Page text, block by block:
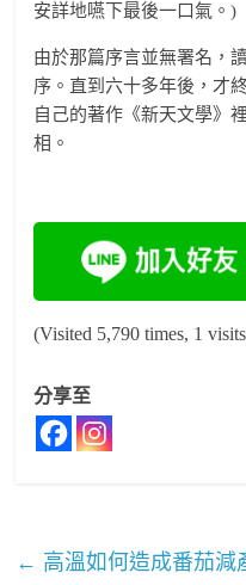
安詳地嚥下最後一口氣。)
由於那篇序言並無署名，
序。直到六十多年後，才
自己的著作《新天文學》
相。
(Visited 5,790 times, 1
分享至
← 高溫如何造成番茄減